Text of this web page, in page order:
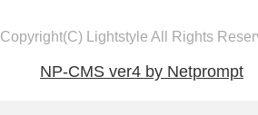
Copyright(C) Lightstyle All Rights
NP-CMS ver4 by Netprompt